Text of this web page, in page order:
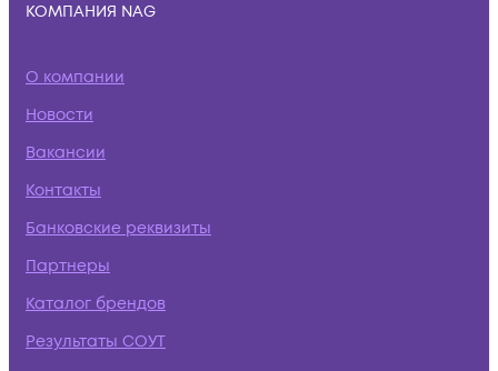
КОМПАНИЯ NAG
О компании
Новости
Вакансии
Контакты
Банковские реквизиты
Партнеры
Каталог брендов
Результаты СОУТ